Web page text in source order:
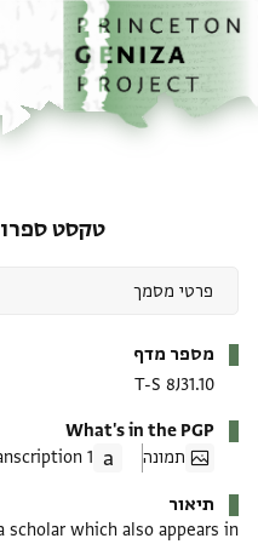
לתוכןהבית
טקסט
מספר מדף
T-S 8J31.10
What's in the PGP
תמונה
1 Transcription
תיאור
scholar which also appears in